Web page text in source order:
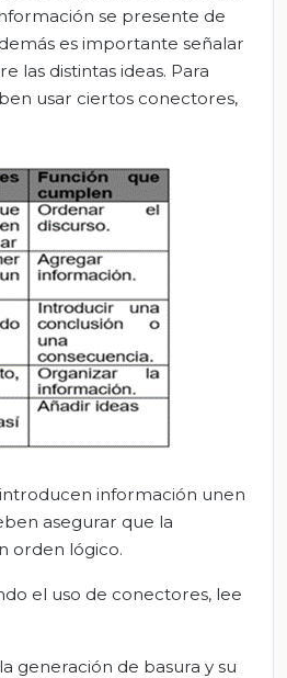
se presente de
es importante señalar
las distintas ideas. Para
usar ciertos conectores,
información unen
asegurar que la
orden lógico.
el uso de conectores, lee
generación de basura y su